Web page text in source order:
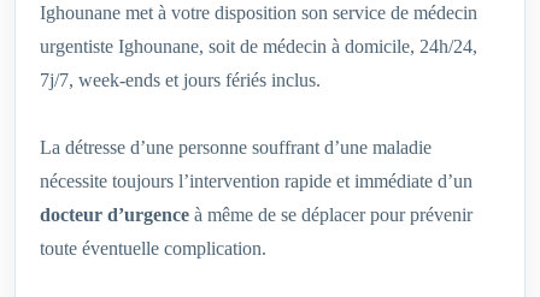
Ighounane met à votre disposition son service de médecin
urgentiste Ighounane, soit de médecin à domicile, 24h/24,
7j/7, week-ends et jours fériés inclus.
La détresse d’une personne souffrant d’une maladie
nécessite toujours l’intervention rapide et immédiate d’un
docteur d’urgence à même de se déplacer pour prévenir
toute éventuelle complication.